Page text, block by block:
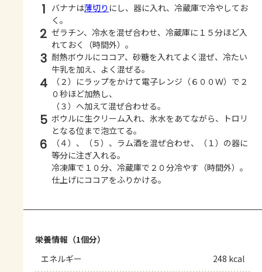
1 バナナは薄切り にし、器に入れ、冷蔵庫で冷やしてお
く。
2 ゼラチン、冷水を混ぜ合わせ、冷蔵庫に１５分ほど入
れておく（時間外）。
3 耐熱ボウルにココア、砂糖を入れてよく混ぜ、冷たい
牛乳を加え、よく混ぜる。
4
（２）にラップをかけて電子レンジ（６００Ｗ）で２
０秒ほど加熱し、
（３）へ加えて混ぜ合わせる。
5 ボウルに生クリーム入れ、氷水をあてながら、トロリ
となる位まで泡立てる。
6
（４）、（５）、ラム酒を混ぜ合わせ、（１）の器に
等分に注ぎ入れる。
冷凍庫で１０分、冷蔵庫で２０分冷やす（時間外）。
仕上げにココアをふりかける。
栄養情報（1個分）
エネルギー
248 kcal